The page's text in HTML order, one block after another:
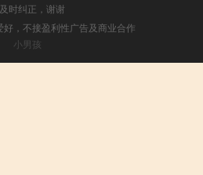
时纠正，谢谢
，不接盈利性广告及商业合作
小男孩